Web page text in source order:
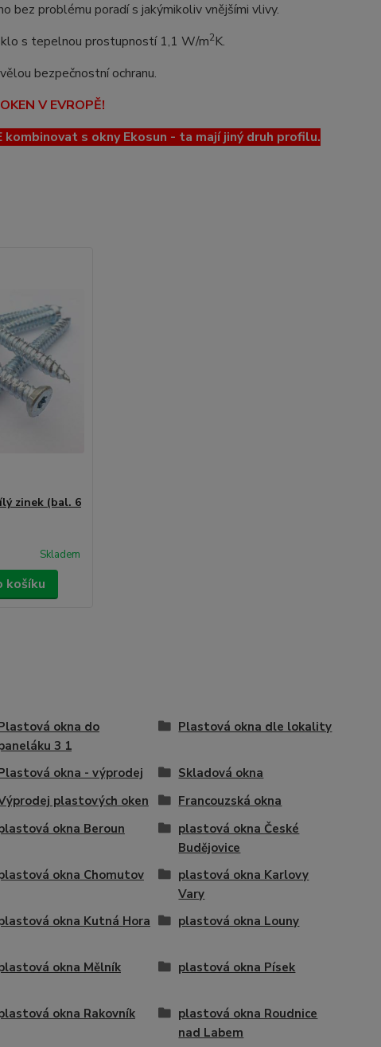
bez problému poradí s jakýmikoliv vnějšími vlivy.
s tepelnou prostupností 1,1 W/m2K.
bezpečnostní ochranu.
V EVROPĚ!
s okny Ekosun - ta mají jiný druh profilu.
zinek (bal. 6
Skladem
košíku
okna do
3 1
Plastová okna dle lokality
okna - výprodej
Skladová okna
plastových oken
Francouzská okna
okna Beroun
plastová okna České
Budějovice
okna Chomutov
plastová okna Karlovy
Vary
okna Kutná Hora plastová okna Louny
okna Mělník plastová okna Písek
okna Rakovník
plastová okna Roudnice
nad Labem